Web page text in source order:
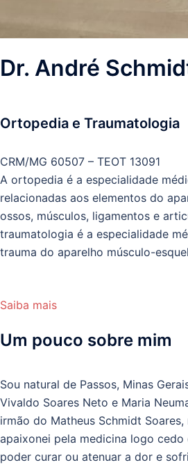
Dr. André
Ortopedia e Traumatologia
CRM/MG 60507 – TEOT 13091
A ortopedia é a especialidade
relacionadas aos elementos do
ossos, músculos, ligamentos e
traumatologia é a especialidade
trauma do aparelho músculo-
Saiba mais
Um pouco sobre mim
Sou natural de Passos, Minas
Vivaldo Soares Neto e Maria
irmão do Matheus Schmidt
apaixonei pela medicina logo cedo
poder curar ou atenuar a dor e